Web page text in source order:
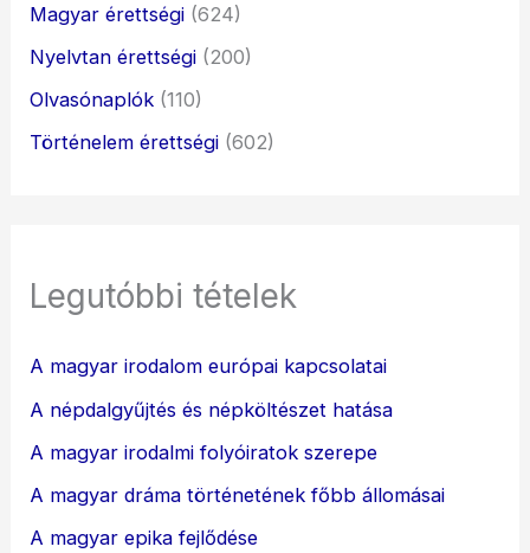
Magyar érettségi (624)
Nyelvtan érettségi (200)
Olvasónaplók (110)
Történelem érettségi (602)
Legutóbbi tételek
A magyar irodalom európai kapcsolatai
A népdalgyűjtés és népköltészet hatása
A magyar irodalmi folyóiratok szerepe
A magyar dráma történetének főbb állomásai
A magyar epika fejlődése